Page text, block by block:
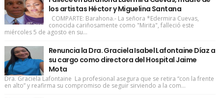
los artistas Héctor y Miguelina Santana
COMPARTE: Barahona.- La señora *Edermira Cuevas,
conocida cariñosamente como "Mirita", falleció este
miércoles 5 de agosto en su...
Renuncia la Dra. Graciela Isabel Lafontaine Díaz a
su cargo como directora del Hospital Jaime
Mota
Dra. Graciela Lafontaine La profesional asegura que se retira “con la frente
en alto” y reafirma su compromiso de seguir sirviendo a la com...